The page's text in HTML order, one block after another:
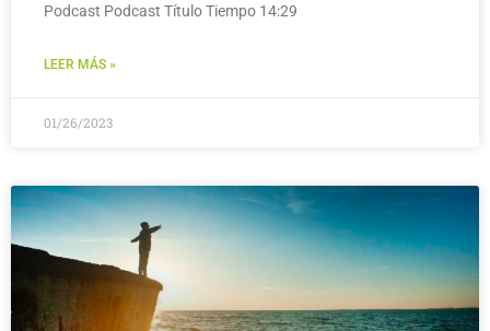
Podcast Podcast Título Tiempo 14:29
LEER MÁS »
01/26/2023